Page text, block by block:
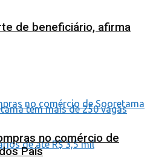
de beneficiário, afirma
no comércio de
Pais